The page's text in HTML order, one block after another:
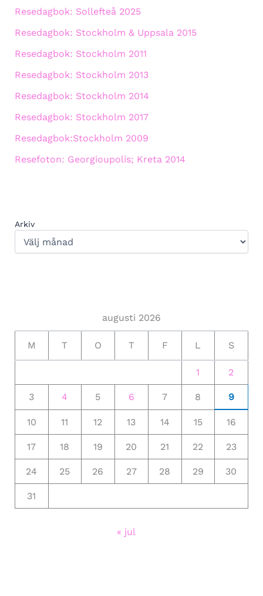
Resedagbok: Sollefteå 2025
Resedagbok: Stockholm & Uppsala 2015
Resedagbok: Stockholm 2011
Resedagbok: Stockholm 2013
Resedagbok: Stockholm 2014
Resedagbok: Stockholm 2017
Resedagbok:Stockholm 2009
Resefoton: Georgioupolis; Kreta 2014
Arkiv
augusti 2026
M T O T F L S
1 2
3 4 5 6 7 8 9
10 11 12 13 14 15 16
17 18 19 20 21 22 23
24 25 26 27 28 29 30
31
« jul